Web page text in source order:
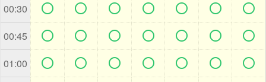
00:30       
00:45       
01:00       